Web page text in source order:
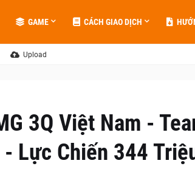
GAME CÁCH GIAO DỊCH
Upload
3Q Việt Nam -
Lực Chiến 344